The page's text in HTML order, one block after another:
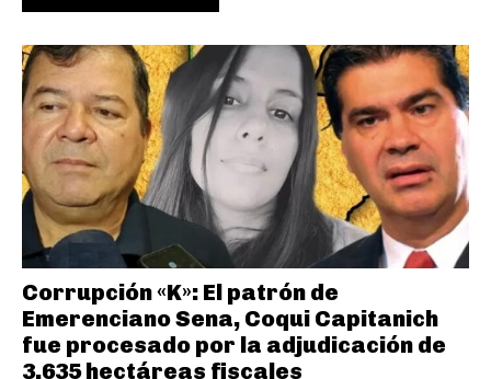
Corrupción «K»: El patrón de
Emerenciano Sena, Coqui Capitanich
fue procesado por la adjudicación de
3.635 hectáreas fiscales